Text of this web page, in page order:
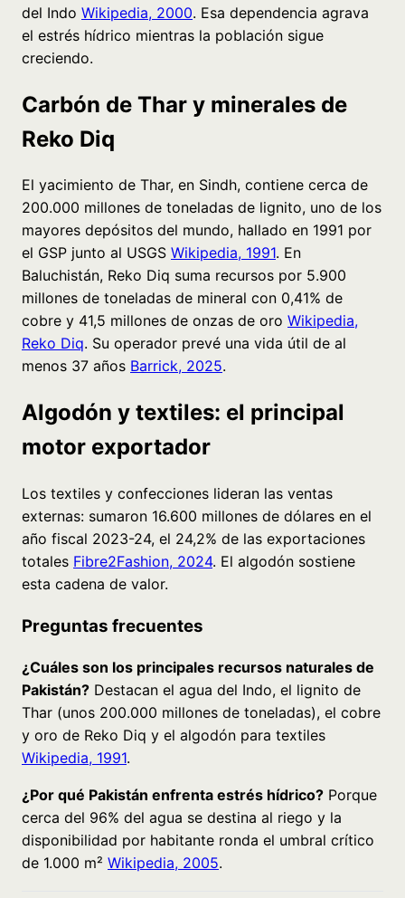
del Indo Wikipedia, 2000. Esa dependencia agrava
el estrés hídrico mientras la población sigue
creciendo.
Carbón de Thar y minerales de
Reko Diq
El yacimiento de Thar, en Sindh, contiene cerca de
200.000 millones de toneladas de lignito, uno de los
mayores depósitos del mundo, hallado en 1991 por
el GSP junto al USGS Wikipedia, 1991. En
Baluchistán, Reko Diq suma recursos por 5.900
millones de toneladas de mineral con 0,41% de
cobre y 41,5 millones de onzas de oro Wikipedia,
Reko Diq. Su operador prevé una vida útil de al
menos 37 años Barrick, 2025.
Algodón y textiles: el principal
motor exportador
Los textiles y confecciones lideran las ventas
externas: sumaron 16.600 millones de dólares en el
año fiscal 2023-24, el 24,2% de las exportaciones
totales Fibre2Fashion, 2024. El algodón sostiene
esta cadena de valor.
Preguntas frecuentes
¿Cuáles son los principales recursos naturales de
Pakistán? Destacan el agua del Indo, el lignito de
Thar (unos 200.000 millones de toneladas), el cobre
y oro de Reko Diq y el algodón para textiles
Wikipedia, 1991.
¿Por qué Pakistán enfrenta estrés hídrico? Porque
cerca del 96% del agua se destina al riego y la
disponibilidad por habitante ronda el umbral crítico
de 1.000 m² Wikipedia, 2005.